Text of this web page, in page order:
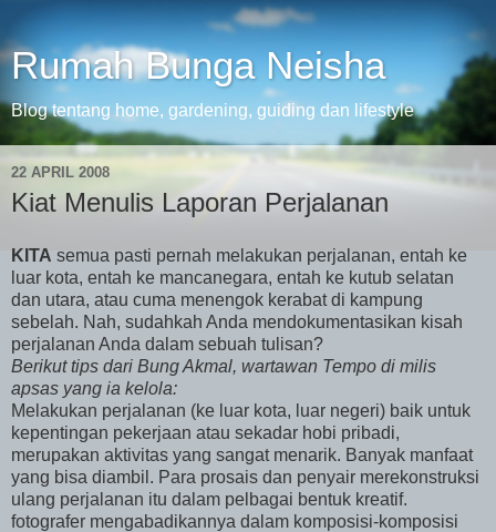
Rumah Bunga Neisha
Blog tentang home, gardening, guiding dan lifestyle
22 APRIL 2008
Kiat Menulis Laporan Perjalanan
KITA semua pasti pernah melakukan perjalanan, entah ke
luar kota, entah ke mancanegara, entah ke kutub selatan
dan utara, atau cuma menengok kerabat di kampung
sebelah. Nah, sudahkah Anda mendokumentasikan kisah
perjalanan Anda dalam sebuah tulisan?
Berikut tips dari Bung Akmal, wartawan Tempo di milis
apsas yang ia kelola:
Melakukan perjalanan (ke luar kota, luar negeri) baik untuk
kepentingan pekerjaan atau sekadar hobi pribadi,
merupakan aktivitas yang sangat menarik. Banyak manfaat
yang bisa diambil. Para prosais dan penyair merekonstruksi
ulang perjalanan itu dalam pelbagai bentuk kreatif.
fotografer mengabadikannya dalam komposisi-komposisi